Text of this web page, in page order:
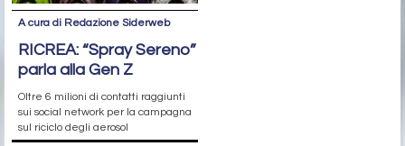
A cura di Redazione Siderweb
RICREA: “Spray Sereno”
parla alla Gen Z
Oltre 6 milioni di contatti raggiunti
sui social network per la campagna
sul riciclo degli aerosol